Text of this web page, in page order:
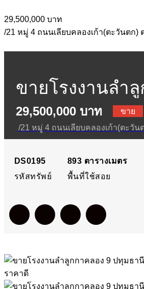
29,500,000 บาท
/21 หมู่ 4 ถนนเลียบคลองเก้า(ตะวันตก)
ขายโรงงานลำ
ปทุมธานี โครงส
ราคาดี
29,500,000 บาท
ขาย
/21 หมู่ 4 ถนนเลียบคลองเก้า(ตะวัน
DS0195
รหัสทรัพย์
893 ตารางเมตร
พื้นที่ใช้สอย